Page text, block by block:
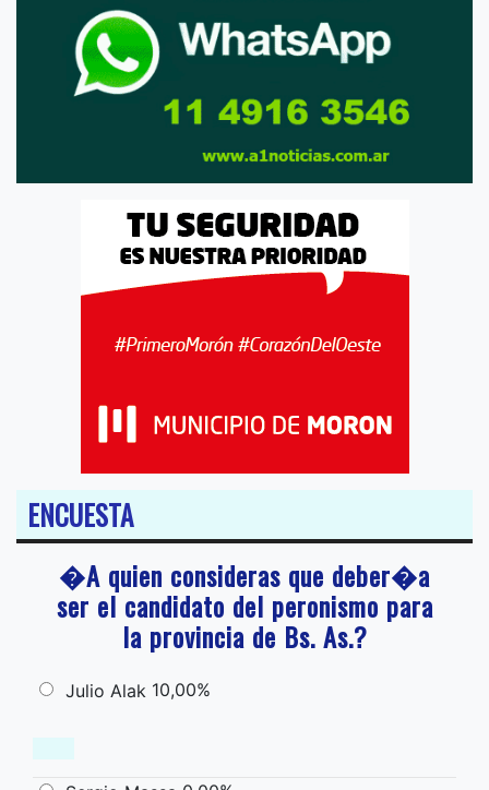
ENCUESTA
�A quien consideras que deber�a
ser el candidato del peronismo para
la provincia de Bs. As.?
Julio Alak 10,00%